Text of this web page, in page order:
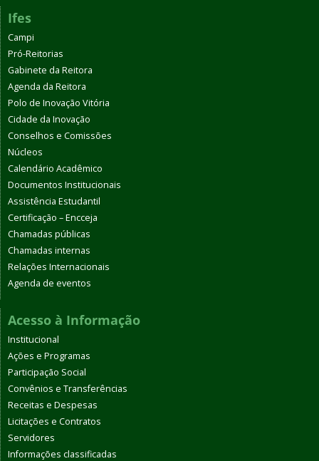
Ifes
Campi
Pró-Reitorias
Gabinete da Reitora
Agenda da Reitora
Polo de Inovação Vitória
Cidade da Inovação
Conselhos e Comissões
Núcleos
Calendário Acadêmico
Documentos Institucionais
Assistência Estudantil
Certificação – Encceja
Chamadas públicas
Chamadas internas
Relações Internacionais
Agenda de eventos
Acesso à Informação
Institucional
Ações e Programas
Participação Social
Convênios e Transferências
Receitas e Despesas
Licitações e Contratos
Servidores
Informações classificadas